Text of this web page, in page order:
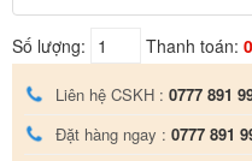
Số lượng: Thanh toán:
Liên hệ CSKH : 0777 891
Đặt hàng ngay : 0777 891